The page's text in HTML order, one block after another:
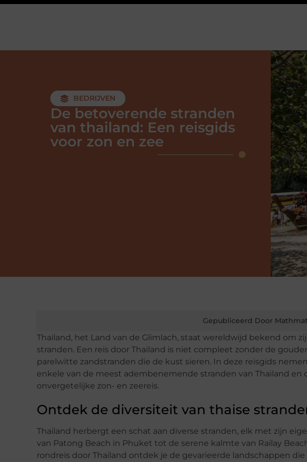
BEDRIJVEN
De betoverende stranden
van thailand: Een reisgids
voor zon en zee
Gepubliceerd Door
Thailand, het Land van de Glimlach, staat wereldwijd bekend om
stranden. Een reis door Thailand is niet compleet zonder de
parelwitte zandstranden die de kust sieren. In deze reisgids
enkele van de meest adembenemende stranden van Thailand en
onvergetelijke zon- en zeereis.
Ontdek de diversiteit van thaise
Thailand herbergt een schat aan diverse stranden, elk met zijn
van Patong Beach in Phuket tot de serene kalmte van Railay
rondreis door Thailand ontdek je de gevarieerde landschappen